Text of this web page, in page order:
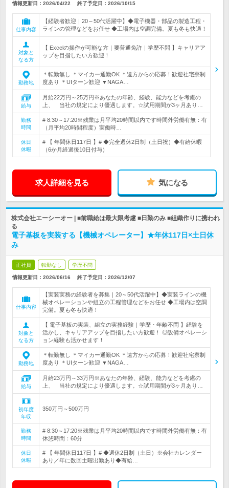
情報更新日：2026/04/22 終了予定日： 2026/10/15
仕事内容
【経験者歓迎｜20～50代活躍中】◆電子機器・部品の製造工程・
ラインの管理などをお任せ ◆工場内は空調完備。夏も冬も快適！
対象と
なる方
【 Excelの操作が可能な方｜要普通免許｜学歴不問 】キャリアア
ップを目指したい方歓迎！
勤務地
＊転勤無し ＊マイカー通勤OK ＊遠方からの応募！歓迎社宅寮制
度あり ＊UIターン歓迎 ▼NAGA…
給与
月給22万円～25万円※あなたの年齢、経験、能力などを考慮の
上、 当社の規定により優遇します。☆試用期間が3ヶ月あり…
勤務
時間
# 8:30～17:20※残業は月平均20時間以内です時間外労働有無：有
（月平均20時間程度）実働時…
休日
休暇
# 【 年間休日117日 】# ◆完全週休2日制（土日祝）◆有給休暇
（6か月経過後10日付与）
求人詳細を見る 気になる
株式会社エーシーオー | ■前職給は最大限考慮 ■日勤のみ ■組織作りに携われ
る
電子基板を実装する【機械オペレーター】★年休117日×土日休
み
正社員 転勤なし 学歴不問
情報更新日：2026/06/16 終了予定日： 2026/12/07
仕事内容
【実装実務の経験者を募集｜20～50代活躍中】◆実装ラインの機
械オペレーションや組立の工程管理などをお任せ ◆工場内は空調
完備。夏も冬も快適！
対象と
なる方
【 電子基板の実装、組立の実務経験｜学歴・年齢不問 】経験を
活かし、キャリアアップを目指したい方歓迎！ ◎設備オペレーシ
ョン経験も活かせます！
勤務地
＊転勤無し ＊マイカー通勤OK ＊遠方からの応募！歓迎社宅寮制
度あり ＊UIターン歓迎 ▼NAGA…
給与
月給23万円～33万円※あなたの年齢、経験、能力などを考慮の
上、 当社の規定により優遇します。☆試用期間が3ヶ月あり…
初年度
年収
350万円～500万円
勤務
時間
# 8:30～17:20※残業は月平均20時間以内です時間外労働有無：有
休憩時間：60分
休日
休暇
# 【 年間休日117日 】# ◆週休2日制（土日）※会社カレンダー
あり／年に数回土曜出勤あり◆有給…